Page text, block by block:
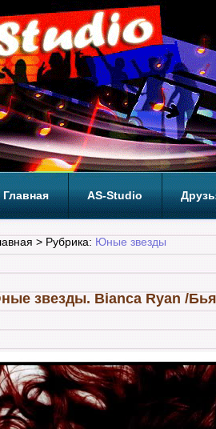
Главная AS-Studio
Теги ТОП
> Рубрика: Юные звезды
звезды. Bianca Ryan /